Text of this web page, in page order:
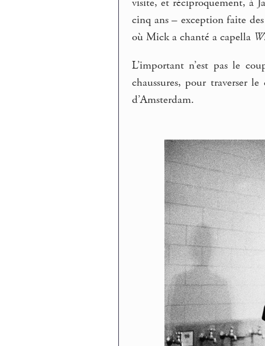
visite, et réciproquement, à
cinq ans – exception faite des
où Mick a chanté a capella
L’important n’est pas le
chaussures, pour traverser
d’Amsterdam.